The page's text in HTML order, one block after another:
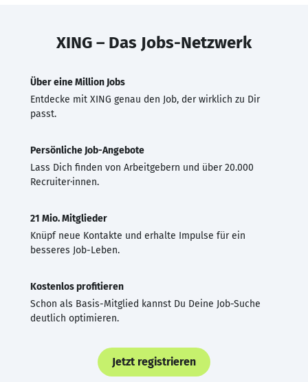
XING – Das Jobs-Netzwerk
Über eine Million Jobs
Entdecke mit XING genau den Job, der wirklich zu Dir
passt.
Persönliche Job-Angebote
Lass Dich finden von Arbeitgebern und über 20.000
Recruiter·innen.
21 Mio. Mitglieder
Knüpf neue Kontakte und erhalte Impulse für ein
besseres Job-Leben.
Kostenlos profitieren
Schon als Basis-Mitglied kannst Du Deine Job-Suche
deutlich optimieren.
Jetzt registrieren